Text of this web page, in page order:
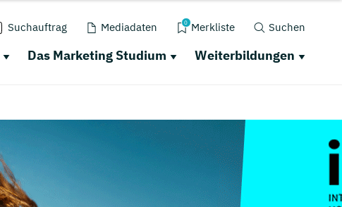
Suchauftrag Mediadaten 0 Merkliste Suchen
Das Marketing Studium Weiterbildungen